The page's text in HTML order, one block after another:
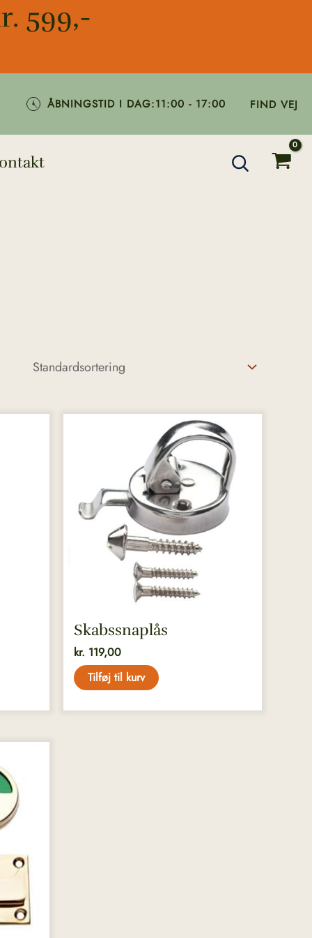
599,-
ÅBNINGSTID I DAG:11:00 - 17:00 FIND VEJ
Skabssnaplås
kr. 119,00
Tilføj til kurv